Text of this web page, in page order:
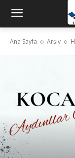
Ana Sayfa Arşiv